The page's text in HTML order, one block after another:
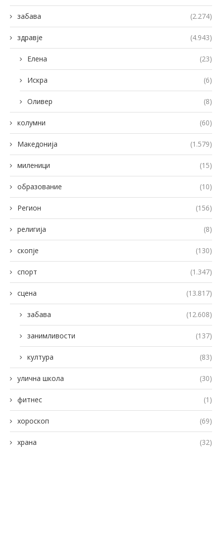
забава (2.274)
здравје (4.943)
Елена (23)
Искра (6)
Оливер (8)
колумни (60)
Македонија (1.579)
миленици (15)
образование (10)
Регион (156)
религија (8)
скопје (130)
спорт (1.347)
сцена (13.817)
забава (12.608)
занимливости (137)
култура (83)
улична школа (30)
фитнес (1)
хороскоп (69)
храна (32)